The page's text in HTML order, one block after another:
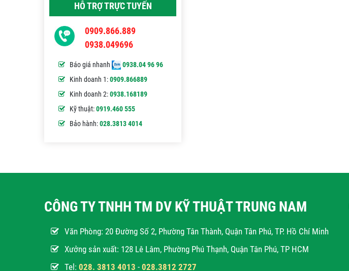
HỖ TRỢ TRỰC TUYẾN
0909.866.889
0938.049696
Báo giá nhanh
0938.04 96 96
Kinh doanh 1:0909.866889
Kinh doanh 2:0938.168189
Kỹ thuật:0919.460 555
Bảo hành:028.3813 4014
CÔNG TY TNHH TM DV KỸ THUẬT TRUNG NAM
Văn Phòng: 20 Đường Số 2, Phường Tân Thành, Quận Tân Phú, TP. Hồ Chí Minh
Xưởng sản xuất: 128 Lê Lâm, Phường Phú Thạnh, Quận Tân Phú, TP HCM
Tel: 028. 3813 4013 - 028.3812 2727